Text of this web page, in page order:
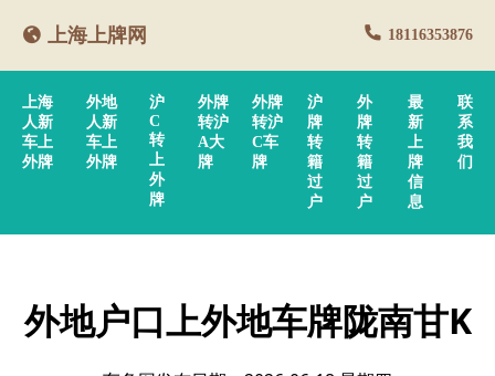
上海上牌网 18116353876
上海
人新
车上
外牌
外地
人新
车上
外牌
沪
C
转
上
外
牌
外牌
转沪
A大
牌
外牌
转沪
C车
牌
沪
牌
转
籍
过
户
外
牌
转
籍
过
户
最
新
上
牌
信
息
联
系
我
们
外地户口上外地车牌陇南甘K